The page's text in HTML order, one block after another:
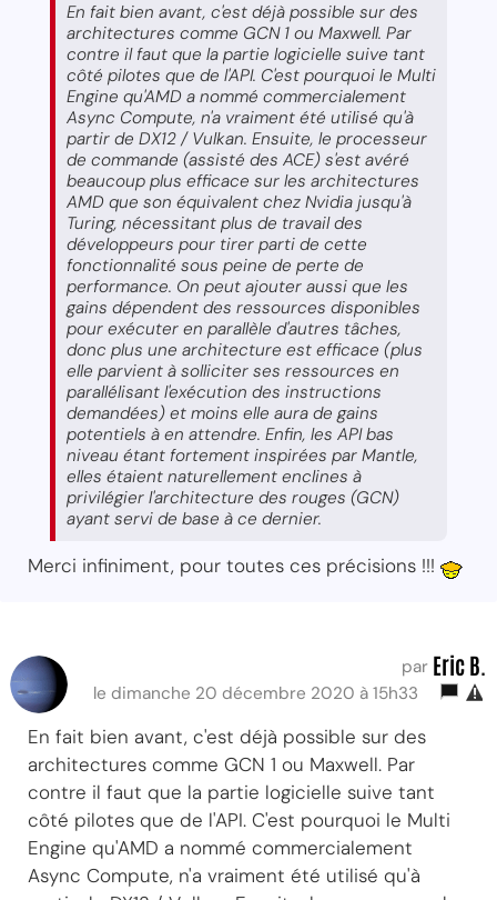
En fait bien avant, c'est déjà possible sur des
architectures comme GCN 1 ou Maxwell. Par
contre il faut que la partie logicielle suive tant
côté pilotes que de l'API. C'est pourquoi le Multi
Engine qu'AMD a nommé commercialement
Async Compute, n'a vraiment été utilisé qu'à
partir de DX12 / Vulkan. Ensuite, le processeur
de commande (assisté des ACE) s'est avéré
beaucoup plus efficace sur les architectures
AMD que son équivalent chez Nvidia jusqu'à
Turing, nécessitant plus de travail des
développeurs pour tirer parti de cette
fonctionnalité sous peine de perte de
performance. On peut ajouter aussi que les
gains dépendent des ressources disponibles
pour exécuter en parallèle d'autres tâches,
donc plus une architecture est efficace (plus
elle parvient à solliciter ses ressources en
parallélisant l'exécution des instructions
demandées) et moins elle aura de gains
potentiels à en attendre. Enfin, les API bas
niveau étant fortement inspirées par Mantle,
elles étaient naturellement enclines à
privilégier l'architecture des rouges (GCN)
ayant servi de base à ce dernier.
Merci infiniment, pour toutes ces précisions !!!
par Eric B.
le dimanche 20 décembre 2020 à 15h33
En fait bien avant, c'est déjà possible sur des
architectures comme GCN 1 ou Maxwell. Par
contre il faut que la partie logicielle suive tant
côté pilotes que de l'API. C'est pourquoi le Multi
Engine qu'AMD a nommé commercialement
Async Compute, n'a vraiment été utilisé qu'à